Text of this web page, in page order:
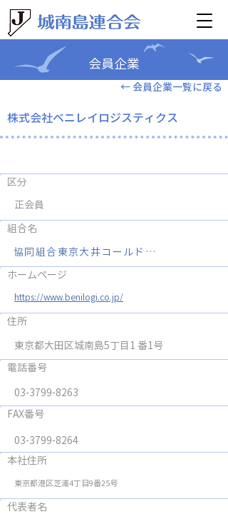
会員企業
ス
株式会社ベニレイロジスティクス
← 会員企業一覧に戻る
区分
組合名
ホームページ
​住所
電話番号
FAX番号
本社住所
代表者名
正会員
東京都大田区城南島5丁目1 番1号
03-3799-8264
03-3799-8263
東京都港区芝浦4丁目9番25号
https://www.benilogi.co.jp/
協同組合東京大井コールドプラザ